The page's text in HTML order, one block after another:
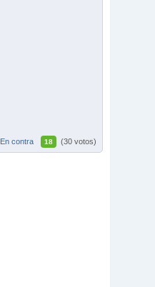
En contra 18 (30 votos)